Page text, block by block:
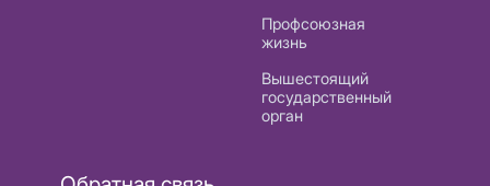
Профсоюзная
жизнь
Вышестоящий
государственный
орган